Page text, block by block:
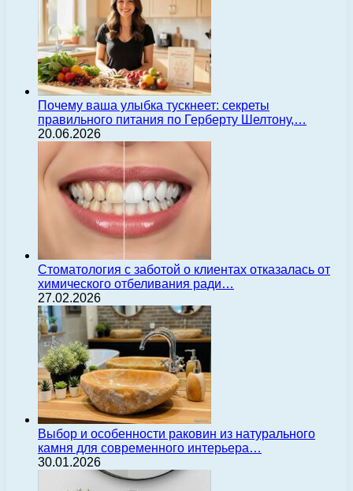
Почему ваша улыбка тускнеет: секреты
правильного питания по Герберту Шелтону,…
20.06.2026
Стоматология с заботой о клиентах отказалась от
химического отбеливания ради…
27.02.2026
Выбор и особенности раковин из натурального
камня для современного интерьера…
30.01.2026